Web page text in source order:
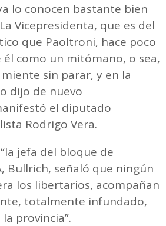
lo conocen bastante bien
Vicepresidenta, que es del
que Paoltroni, hace poco
como un mitómano, o sea,
sin parar, y en la
dijo de nuevo
el diputado
Rodrigo Vera.
jefa del bloque de
Bullrich, señaló que ningún
los libertarios, acompañan
totalmente infundado,
provincia”.